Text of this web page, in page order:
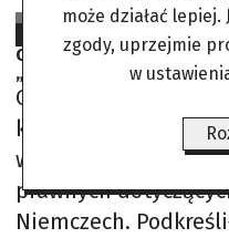
Na podst. tekstu Magdaleny
2023-11-16
Olaf Scholz uznał
„nie do przyjęcia”
Odważne słowa
kanclerz Niemiec,
wprowadzenia
prawnych
Niemczech.
może działać lepiej.
zgody, uprzejmie
w